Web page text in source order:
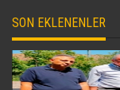
SON EKLENENLER